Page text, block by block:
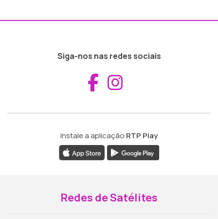
Siga-nos nas redes sociais
Aceder ao
Instale a aplicação RTP Play
Redes de Satélites